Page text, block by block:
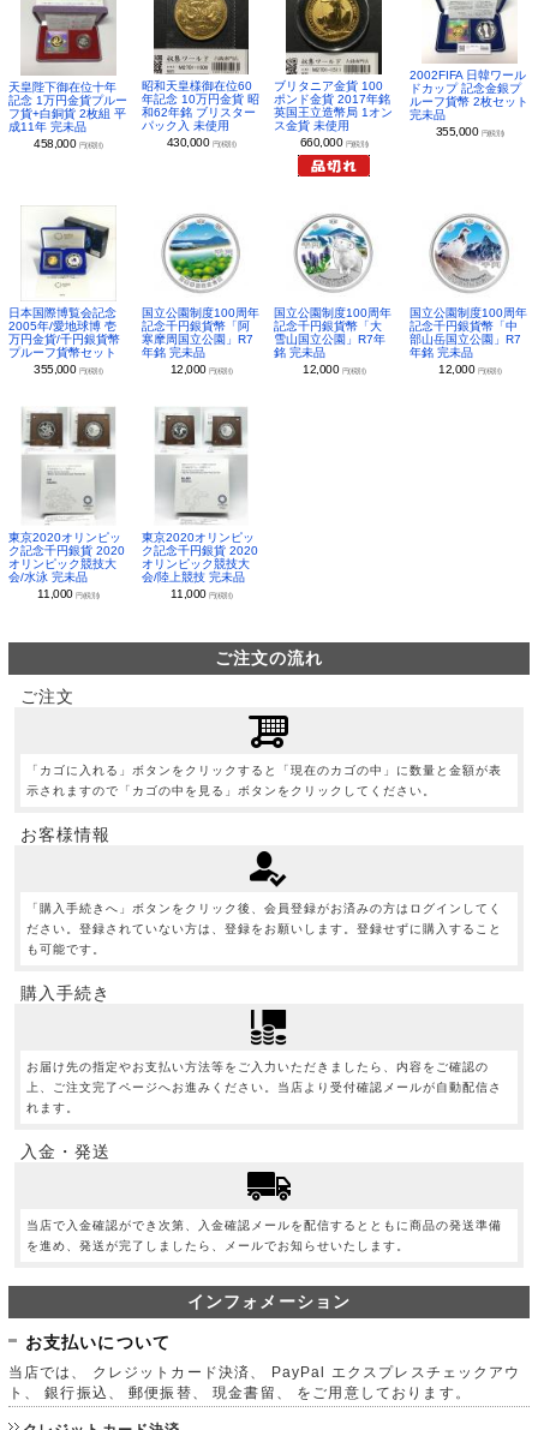
天皇陛下御在位十年
記念 1万円金貨プルー
フ貨+白銅貨 2枚組 平
成11年 完未品
458,000 円(税別)
昭和天皇様御在位60
年記念 10万円金貨 昭
和62年銘 ブリスター
パック入 未使用
430,000 円(税別)
ブリタニア金貨 100
ポンド金貨 2017年銘
英国王立造幣局 1オン
ス金貨 未使用
660,000 円(税別)
2002FIFA 日韓ワール
ドカップ 記念金銀プ
ルーフ貨幣 2枚セット
完未品
355,000 円(税別)
日本国際博覧会記念
2005年/愛地球博 壱
万円金貨/千円銀貨幣
プルーフ貨幣セット
355,000 円(税別)
国立公園制度100周年
記念千円銀貨幣「阿
寒摩周国立公園」R7
年銘 完未品
12,000 円(税別)
国立公園制度100周年
記念千円銀貨幣「大
雪山国立公園」R7年
銘 完未品
12,000 円(税別)
国立公園制度100周年
記念千円銀貨幣「中
部山岳国立公園」R7
年銘 完未品
12,000 円(税別)
東京2020オリンピッ
ク記念千円銀貨 2020
オリンピック競技大
会/水泳 完未品
11,000円(税別)
東京2020オリンピッ
ク記念千円銀貨 2020
オリンピック競技大
会/陸上競技 完未品
11,000 円(税別)
ご注文の流れ
ご注文
「カゴに入れる」ボタンをクリックすると「現在のカゴの中」に数量と金額が表
示されますので「カゴの中を見る」ボタンをクリックしてください。
お客様情報
「購入手続きへ」ボタンをクリック後、会員登録がお済みの方はログインしてく
ださい。登録されていない方は、登録をお願いします。登録せずに購入すること
も可能です。
購入手続き
お届け先の指定やお支払い方法等をご入力いただきましたら、内容をご確認の
上、ご注文完了ページへお進みください。当店より受付確認メールが自動配信さ
れます。
入金・発送
当店で入金確認ができ次第、入金確認メールを配信するとともに商品の発送準備
を進め、発送が完了しましたら、メールでお知らせいたします。
インフォメーション
お支払いについて
当店では、 クレジットカード決済、 PayPal エクスプレスチェックアウ
ト、 銀行振込、 郵便振替、 現金書留、 をご用意しております。